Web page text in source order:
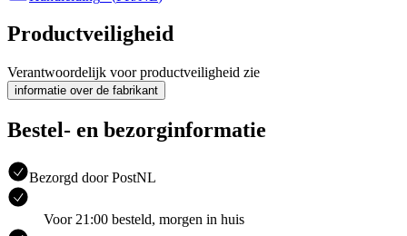
Productveiligheid
Verantwoordelijk voor productveiligheid zie
informatie over de fabrikant
Bestel- en bezorginformatie
Bezorgd door PostNL
Voor 21:00 besteld, morgen in huis